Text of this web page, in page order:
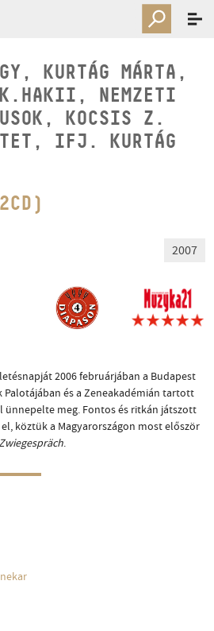
KURTÁG MÁRTA,
NEMZETI
KOCSIS Z.
IFJ. KURTÁG
2007
2006 februárjában a Budapest
Palotájában és a Zeneakadémián tartott
meg. Fontos és ritkán játszott
köztük a Magyarországon most először
Zwiegespräch